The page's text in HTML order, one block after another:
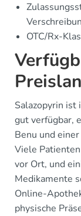
OTC/Rx-
Salazopyrin ist
gut verfügbar,
Benu und
Viele
vor Ort, und
Medikamente
Online-
physische